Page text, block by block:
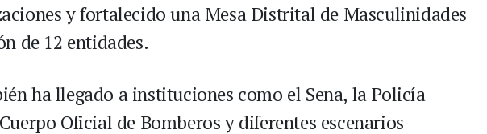
y fortalecido una Mesa Distrital de Masculinidades
de 12 entidades.
ha llegado a instituciones como el Sena, la Policía
Oficial de Bomberos y diferentes escenarios